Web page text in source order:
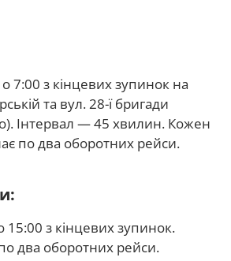
7:00 з кінцевих зупинок на
та вул. 28-ї бригади
Інтервал — 45 хвилин. Кожен
по два оборотних рейси.
15:00 з кінцевих зупинок.
два оборотних рейси.